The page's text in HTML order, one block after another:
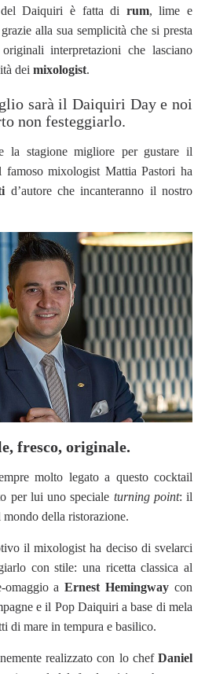
Daiquiri è fatta di rum, lime e
alla sua semplicità che si presta
interpretazioni che lasciano
dei mixologist.
sarà il Daiquiri Day e noi
non festeggiarlo.
la stagione migliore per gustare il
mixologist Mattia Pastori ha
d’autore che incanteranno il nostro
fresco, originale.
molto legato a questo cocktail
per lui uno speciale turning point: il
della ristorazione.
il mixologist ha deciso di svelarci
con stile: una ricetta classica al
omaggio aErnest Hemingway con
e il Pop Daiquiri a base di mela
di mare in tempura e basilico.
realizzato con lo chef Daniel